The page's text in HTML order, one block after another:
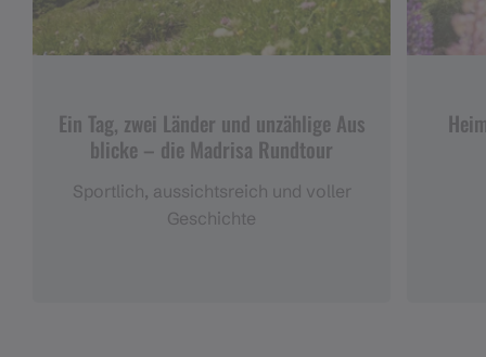
Ein Tag, zwei Länder und unzählige Aus
blicke – die Madrisa Rundtour
Sportlich, aussichtsreich und voller
Geschichte